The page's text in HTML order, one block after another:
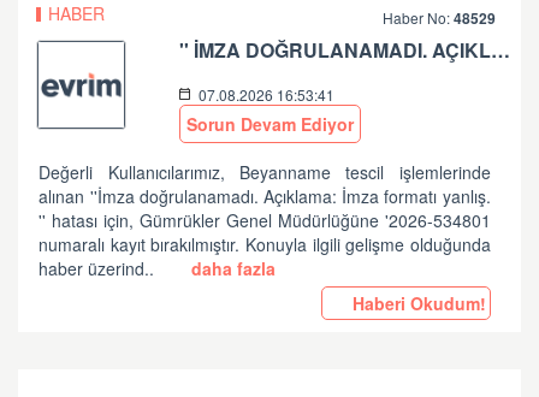
HABER Haber No:48529
'' İMZA DOĞRULANAMADI. AÇIKLAMA: İMZA FORMATI YANLIŞ.'' HATASI HK
07.08.2026 16:53:41
Sorun Devam Ediyor
Değerli Kullanıcılarımız, Beyanname tescil işlemlerinde
alınan ''İmza doğrulanamadı. Açıklama: İmza formatı yanlış.
'' hatası için, Gümrükler Genel Müdürlüğüne '2026-534801
numaralı kayıt bırakılmıştır. Konuyla ilgili gelişme olduğunda
haber üzerind..
daha fazla
Haberi Okudum!